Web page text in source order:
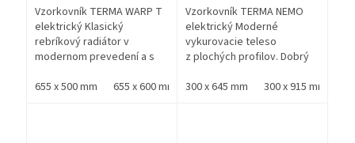
Vzorkovník TERMA WARP T
elektrický Klasický
rebríkový radiátor v
modernom prevedení a s
Nadštandardná záruka
655 x 500 mm 655 x 600 mm 785 x 500 mm 785 x 600 mm
Vzorkovník TERMA NEMO
elektrický Moderné
vykurovacie teleso
z plochých profilov. Dobrý
s jeho veľkosťou z neho
300 x 645 mm 300 x 915 mm